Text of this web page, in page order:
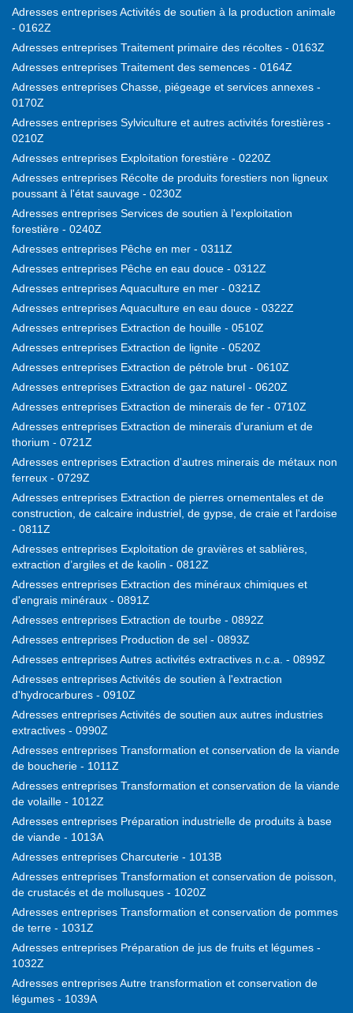
Adresses entreprises Activités de soutien à la production animale
- 0162Z
Adresses entreprises Traitement primaire des récoltes - 0163Z
Adresses entreprises Traitement des semences - 0164Z
Adresses entreprises Chasse, piégeage et services annexes -
0170Z
Adresses entreprises Sylviculture et autres activités forestières -
0210Z
Adresses entreprises Exploitation forestière - 0220Z
Adresses entreprises Récolte de produits forestiers non ligneux
poussant à l'état sauvage - 0230Z
Adresses entreprises Services de soutien à l'exploitation
forestière - 0240Z
Adresses entreprises Pêche en mer - 0311Z
Adresses entreprises Pêche en eau douce - 0312Z
Adresses entreprises Aquaculture en mer - 0321Z
Adresses entreprises Aquaculture en eau douce - 0322Z
Adresses entreprises Extraction de houille - 0510Z
Adresses entreprises Extraction de lignite - 0520Z
Adresses entreprises Extraction de pétrole brut - 0610Z
Adresses entreprises Extraction de gaz naturel - 0620Z
Adresses entreprises Extraction de minerais de fer - 0710Z
Adresses entreprises Extraction de minerais d'uranium et de
thorium - 0721Z
Adresses entreprises Extraction d'autres minerais de métaux non
ferreux - 0729Z
Adresses entreprises Extraction de pierres ornementales et de
construction, de calcaire industriel, de gypse, de craie et l'ardoise
- 0811Z
Adresses entreprises Exploitation de gravières et sablières,
extraction d’argiles et de kaolin - 0812Z
Adresses entreprises Extraction des minéraux chimiques et
d'engrais minéraux - 0891Z
Adresses entreprises Extraction de tourbe - 0892Z
Adresses entreprises Production de sel - 0893Z
Adresses entreprises Autres activités extractives n.c.a. - 0899Z
Adresses entreprises Activités de soutien à l'extraction
d'hydrocarbures - 0910Z
Adresses entreprises Activités de soutien aux autres industries
extractives - 0990Z
Adresses entreprises Transformation et conservation de la viande
de boucherie - 1011Z
Adresses entreprises Transformation et conservation de la viande
de volaille - 1012Z
Adresses entreprises Préparation industrielle de produits à base
de viande - 1013A
Adresses entreprises Charcuterie - 1013B
Adresses entreprises Transformation et conservation de poisson,
de crustacés et de mollusques - 1020Z
Adresses entreprises Transformation et conservation de pommes
de terre - 1031Z
Adresses entreprises Préparation de jus de fruits et légumes -
1032Z
Adresses entreprises Autre transformation et conservation de
légumes - 1039A